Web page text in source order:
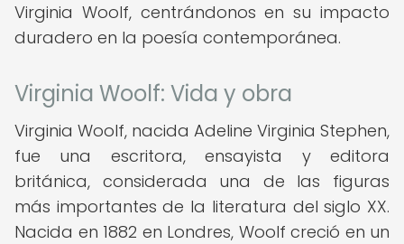
Virginia Woolf, centrándonos en su impacto
duradero en la poesía contemporánea.
Virginia Woolf: Vida y obra
Virginia Woolf, nacida Adeline Virginia Stephen,
fue una escritora, ensayista y editora
británica, considerada una de las figuras
más importantes de la literatura del siglo XX.
Nacida en 1882 en Londres, Woolf creció en un